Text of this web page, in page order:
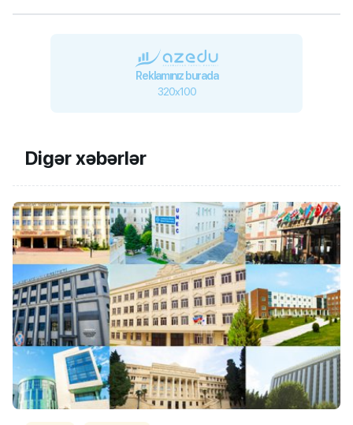
Reklamınız burada
320x100
Digər xəbərlər